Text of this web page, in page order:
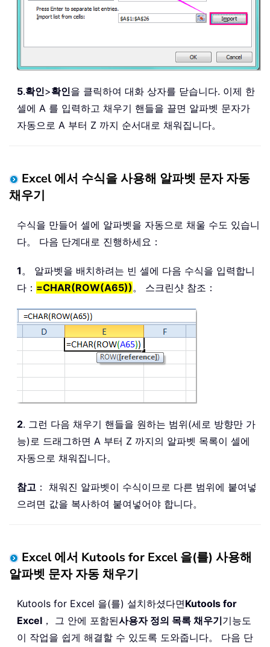
5.확인>확인을 클릭하여 대화 상자를 닫습니다. 이제 한
셀에 A 를 입력하고 채우기 핸들을 끌면 알파벳 문자가
자동으로 A 부터 Z 까지 순서대로 채워집니다。
Excel 에서 수식을 사용해 알파벳 문자 자동
채우기
수식을 만들어 셀에 알파벳을 자동으로 채울 수도 있습니
다。 다음 단계대로 진행하세요：
1 。 알파벳을 배치하려는 빈 셀에 다음 수식을 입력합니
다： =CHAR(ROW(A65)) 。 스크린샷 참조：
2. 그런 다음 채우기 핸들을 원하는 범위(세로 방향만 가
능)로 드래그하면 A 부터 Z 까지의 알파벳 목록이 셀에
자동으로 채워집니다。
참고 ： 채워진 알파벳이 수식이므로 다른 범위에 붙여넣
으려면 값을 복사하여 붙여넣어야 합니다。
Excel 에서 Kutools for Excel 을(를) 사용해
알파벳 문자 자동 채우기
Kutools for Excel 을(를) 설치하셨다면Kutools for
Excel ， 그 안에 포함된사용자 정의 목록 채우기기능도
이 작업을 쉽게 해결할 수 있도록 도와줍니다。 다음 단